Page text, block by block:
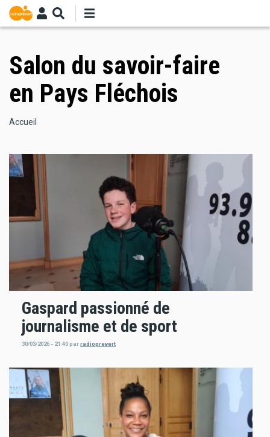
Aller
au
contenu
Salon du savoir-faire
en Pays Fléchois
Fil
Accueil
Gaspard passionné de
journalisme et de sport
30/03/2026 - 21:40parradioprevert